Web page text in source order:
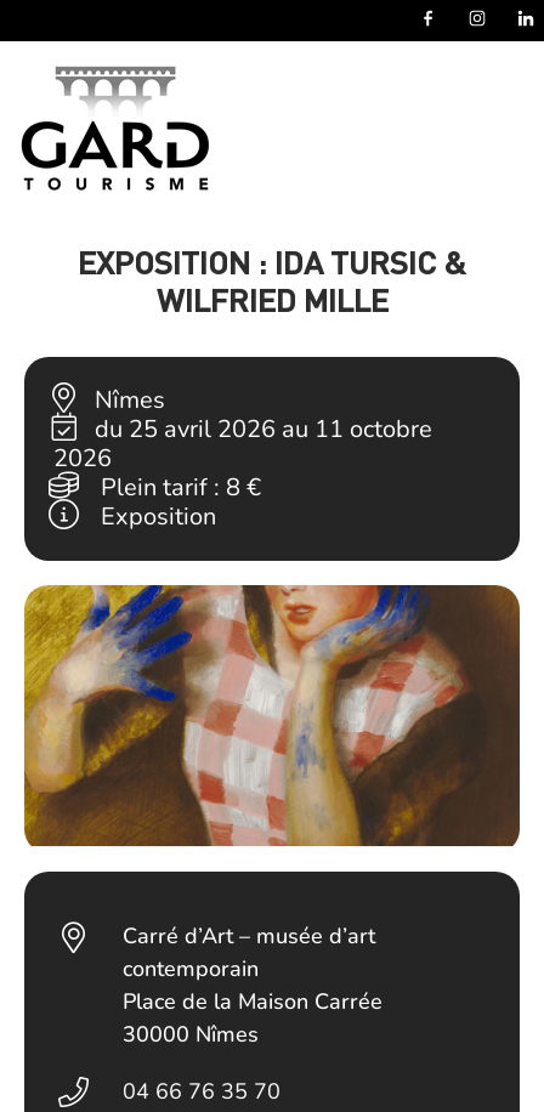
EXPOSITION : IDA TURSIC &
WILFRIED MILLE
Nîmes
du 25 avril 2026 au 11 octobre
2026
Plein tarif : 8 €
Exposition
Carré d’Art – musée d’art
contemporain
Place de la Maison Carrée
30000 Nîmes
04 66 76 35 70